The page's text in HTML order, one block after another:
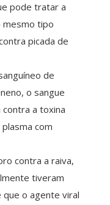
pode tratar a
mesmo tipo
picada de
de
o sangue
a toxina
com
contra a raiva,
tiveram
o agente viral